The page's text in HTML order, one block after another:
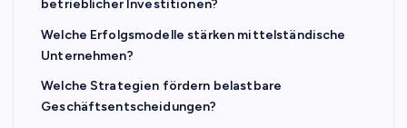
betrieblicher Investitionen?
Welche Erfolgsmodelle stärken mittelständische
Unternehmen?
Welche Strategien fördern belastbare
Geschäftsentscheidungen?